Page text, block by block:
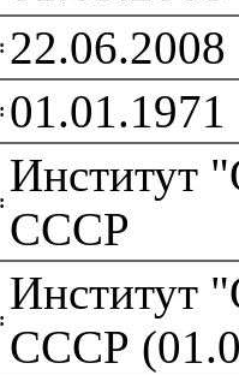
22.06.2008
01.01.1971
Институт
СССР
Институт
СССР